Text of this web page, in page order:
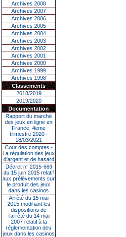
Archives 2008
Archives 2007
Archives 2006
Archives 2005
Archives 2004
Archives 2003
Archives 2002
Archives 2001
Archives 2000
Archives 1999
Archives 1998
Classements
2018/2019
2019/2020
Documentation
Rapport du marché
des jeux en ligne en
France, 4eme
trimestre 2020 -
18/03/2021
Cour des comptes -
La régulation des jeux
d’argent et de hasard
Décret n° 2015-669
du 15 juin 2015 relatif
aux prélèvements sur
le produit des jeux
dans les casinos
Arrêté du 15 mai
2015 modifiant les
dispositions de
l’arrêté du 14 mai
2007 relatif à la
réglementation des
jeux dans les casinos